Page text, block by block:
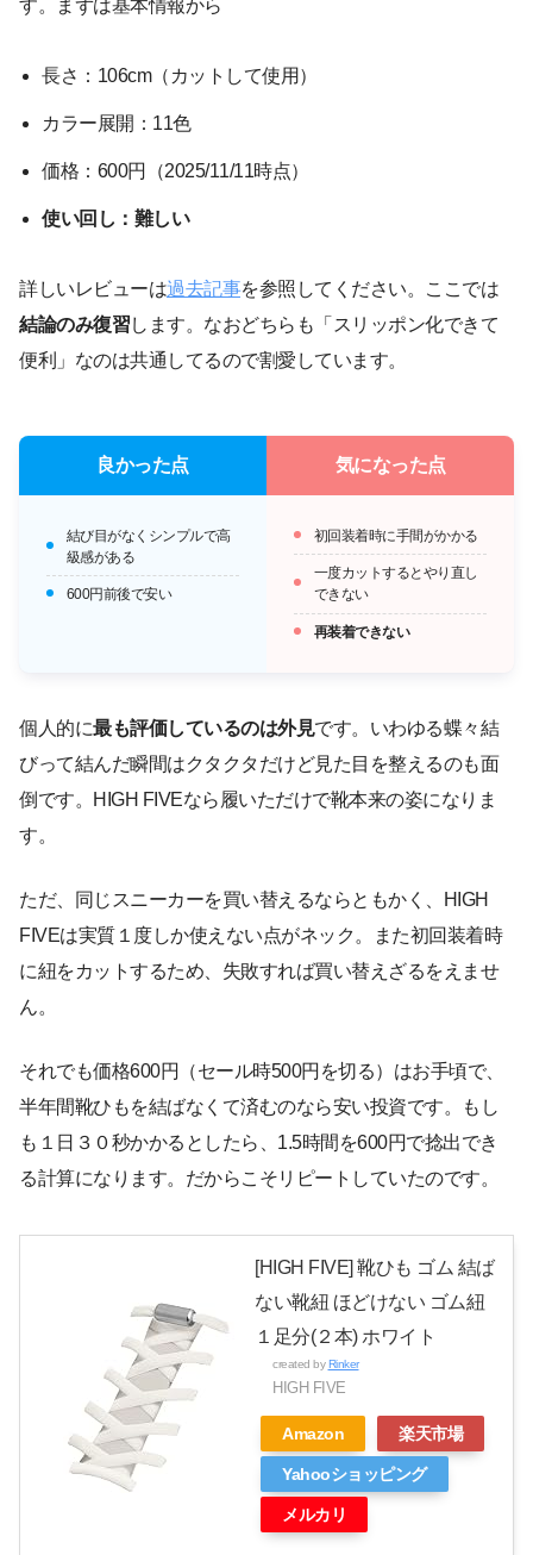
す。まずは基本情報から
長さ：106cm（カットして使用）
カラー展開：11色
価格：600円（2025/11/11時点）
使い回し：難しい
詳しいレビューは過去記事を参照してください。ここでは
結論のみ復習します。なおどちらも「スリッポン化できて
便利」なのは共通してるので割愛しています。
良かった点
結び目がなくシンプルで高
級感がある
600円前後で安い
気になった点
初回装着時に手間がかかる
一度カットするとやり直し
できない
再装着できない
個人的に最も評価しているのは外見です。いわゆる蝶々結
びって結んだ瞬間はクタクタだけど見た目を整えるのも面
倒です。HIGH FIVEなら履いただけで靴本来の姿になりま
す。
ただ、同じスニーカーを買い替えるならともかく、HIGH
FIVEは実質１度しか使えない点がネック。また初回装着時
に紐をカットするため、失敗すれば買い替えざるをえませ
ん。
それでも価格600円（セール時500円を切る）はお手頃で、
半年間靴ひもを結ばなくて済むのなら安い投資です。もし
も１日３０秒かかるとしたら、1.5時間を600円で捻出でき
る計算になります。だからこそリピートしていたのです。
[HIGH FIVE] 靴ひも ゴム 結ば
ない靴紐 ほどけない ゴム紐
１足分(２本) ホワイト
created byRinker
HIGH FIVE
Amazon 楽天市場
Yahooショッピング
メルカリ